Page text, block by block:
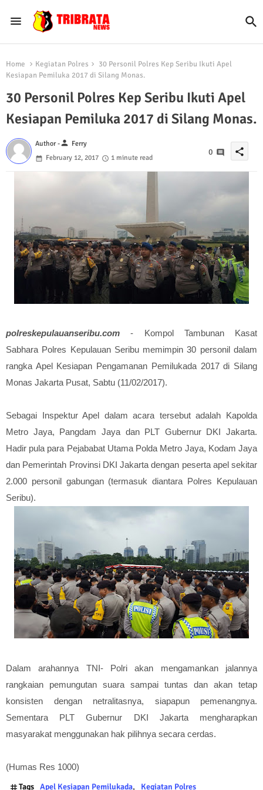
Home Kegiatan Polres
30 Personil Polres Kep Seribu Ikuti Apel
Kesiapan Pemiluka 2017 di Silang Monas.
30 Personil Polres Kep Seribu Ikuti Apel
Kesiapan Pemiluka 2017 di Silang Monas.
Author -person Ferry
February 12, 2017
1 minute read
0 share
polreskepulauanseribu.com - Kompol Tambunan Kasat
Sabhara Polres Kepulauan Seribu memimpin 30 personil dalam
rangka Apel Kesiapan Pengamanan Pemilukada 2017 di Silang
Monas Jakarta Pusat, Sabtu (11/02/2017).
Sebagai Inspektur Apel dalam acara tersebut adalah Kapolda
Metro Jaya, Pangdam Jaya dan PLT Gubernur DKI Jakarta.
Hadir pula para Pejababat Utama Polda Metro Jaya, Kodam Jaya
dan Pemerintah Provinsi DKI Jakarta dengan peserta apel sekitar
2.000 personil gabungan (termasuk diantara Polres Kepulauan
Seribu).
Dalam arahannya TNI- Polri akan mengamankan jalannya
rangkaian pemungutan suara sampai tuntas dan akan tetap
konsisten dengan netralitasnya, siapapun pemenangnya.
Sementara PLT Gubernur DKI Jakarta mengharapkan
masyarakat menggunakan hak pilihnya secara cerdas.
(Humas Res 1000)
Tags Apel Kesiapan Pemilukada Kegiatan Polres